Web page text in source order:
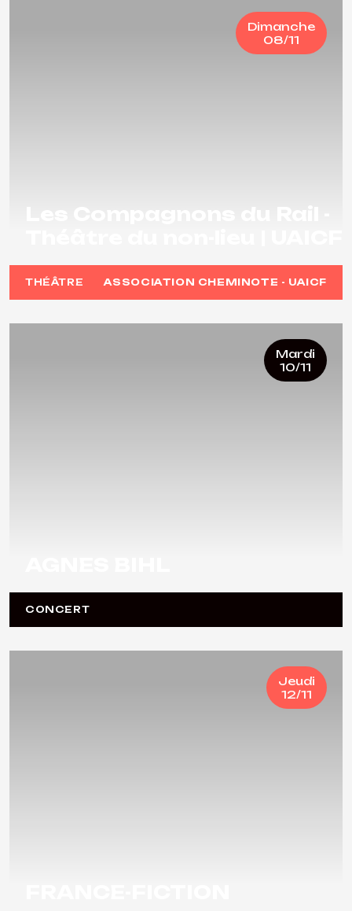
Dimanche
08/11
THÉÂTRE ASSOCIATION CHEMINOTE - UAICF
Mardi
10/11
CONCERT
Jeudi
12/11